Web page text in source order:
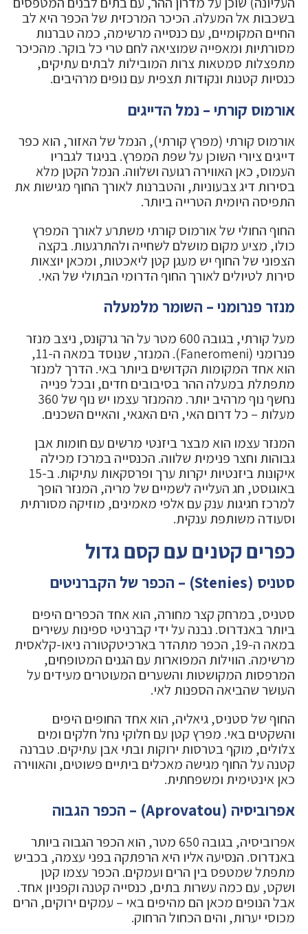
בשכבות אל המעלה. הכיכר המרכזית של הכפר היא לב
החיים המקומיים, עם כנסייה מרשימה, כמה טברנות
מסורתיות ומאפייה שמוציאה לחם טרי כל בוקר. מהכיכר
מתפצלות סמטאות צרות המובילות לבתים עתיקים,
כנסיות קטנות ונקודות תצפית עם נופים מרהיבים.
אורמוס קורתי – נמל הדייגים
אורמוס קורתי (מפרץ קורתי), הנמל של האזור, הוא כפר
דייגים ציורי השוכן על שפת המפרץ. בניגוד לגבריו
העמוס, כאן האווירה רגועה ושלווה. הנמל הקטן מלא
בסירות דיג צבעוניות, והטברנות לאורך החוף מגישות את
התפיסה היומית הטרייה ביותר.
החוף החולי של אורמוס קורתי משתרע לאורך המפרץ
כולו, מציע מקום מושלם לשחייה ולהתרגעות. בקצה
הצפוני של החוף יש מעגן קטן ליאכטות, ומכאן יוצאות
סירות לטיולים לאורך החוף הדרומי הבתולי של האי.
מנזר פנרומני – השומר מלמעלה
מעל קורתי, בגובה 600 מטר על הר גרקונס, ניצב מנזר
פנרומני (Faneromeni). המנזר, שנוסד במאה ה-11,
הוא אחד המקומות הקדושים ביותר באי. הדרך למנזר
מתפתלת במעלה ההר בסיבובים חדים, ובכל פנייה
נחשף נוף מרהיב יותר. מהמנזר עצמו יש נוף של 360
מעלות – כל דרום האי, הים האגאי, והאיים השכנים.
המנזר עצמו הוא מבצר ביזנטי מרשים עם חומות אבן
גבוהות וחצר פנימית שלווה. הכנסייה במרכז מכילה
איקונות ביזנטיות יקרות ערך ופרסקאות עתיקות. ב-15
באוגוסט, חג העלייה לשמיים של מריה, המנזר הופך
למרכז חגיגות ענק עם אלפי מאמינים, מוזיקה מסורתית
וסעודה משותפת ענקית.
כפרים קטנים עם קסם גדול
סטניס (Stenies) – הכפר של הקברניטים
סטניס, במרחק קצר מחורה, הוא אחד הכפרים היפים
ביותר באנדרוס. נבנה על ידי קברניטי ספינות עשירים
במאה ה-19, הכפר מתהדר בארכיטקטורה ניאו-קלאסית
מרשימה. הווילות המפוארות עם הגנים המטופחים,
המרפסות המקושטות והשערים המעוטרים מעידים על
העושר שהביאה הספנות לאי.
החוף של סטניס, גיאליה, הוא אחד החופים היפים
והשקטים באי. מפרץ קטן עם חלוקי נחל חלקים ומים
צלולים, מוקף בטרסות ירוקות ובתי אבן עתיקים. טברנה
קטנה על החוף מגישה מאכלים ביתיים פשוטים, והאווירה
כאן אינטימית ומשפחתית.
אפרוביסיה (Aprovatou) – הכפר הגבוה
אפרוביסיה, בגובה 650 מטר, הוא הכפר הגבוה ביותר
באנדרוס. הנסיעה אליו היא הרפתקה בפני עצמה, בכביש
מתפתל שמטפס בין הרים ועמקים. הכפר עצמו קטן
ושקט, עם כמה עשרות בתים, כנסייה קטנה וקפניון אחד.
אבל הנופים מכאן הם מהיפים באי – עמקים ירוקים, הרים
מכוסי יערות, והים הכחול הרחוק.